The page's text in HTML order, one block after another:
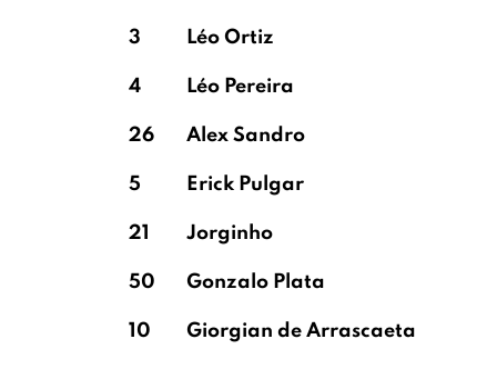
3 Léo Ortiz
4 Léo Pereira
26 Alex Sandro
5 Erick Pulgar
21 Jorginho
50 Gonzalo Plata
10 Giorgian de Arrascaeta